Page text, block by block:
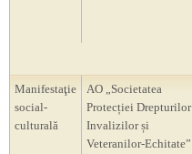
Manifestaţie
social-
culturală
AO „Societatea
Protecției Drepturilor
Invalizilor și
Veteranilor-Echitate”